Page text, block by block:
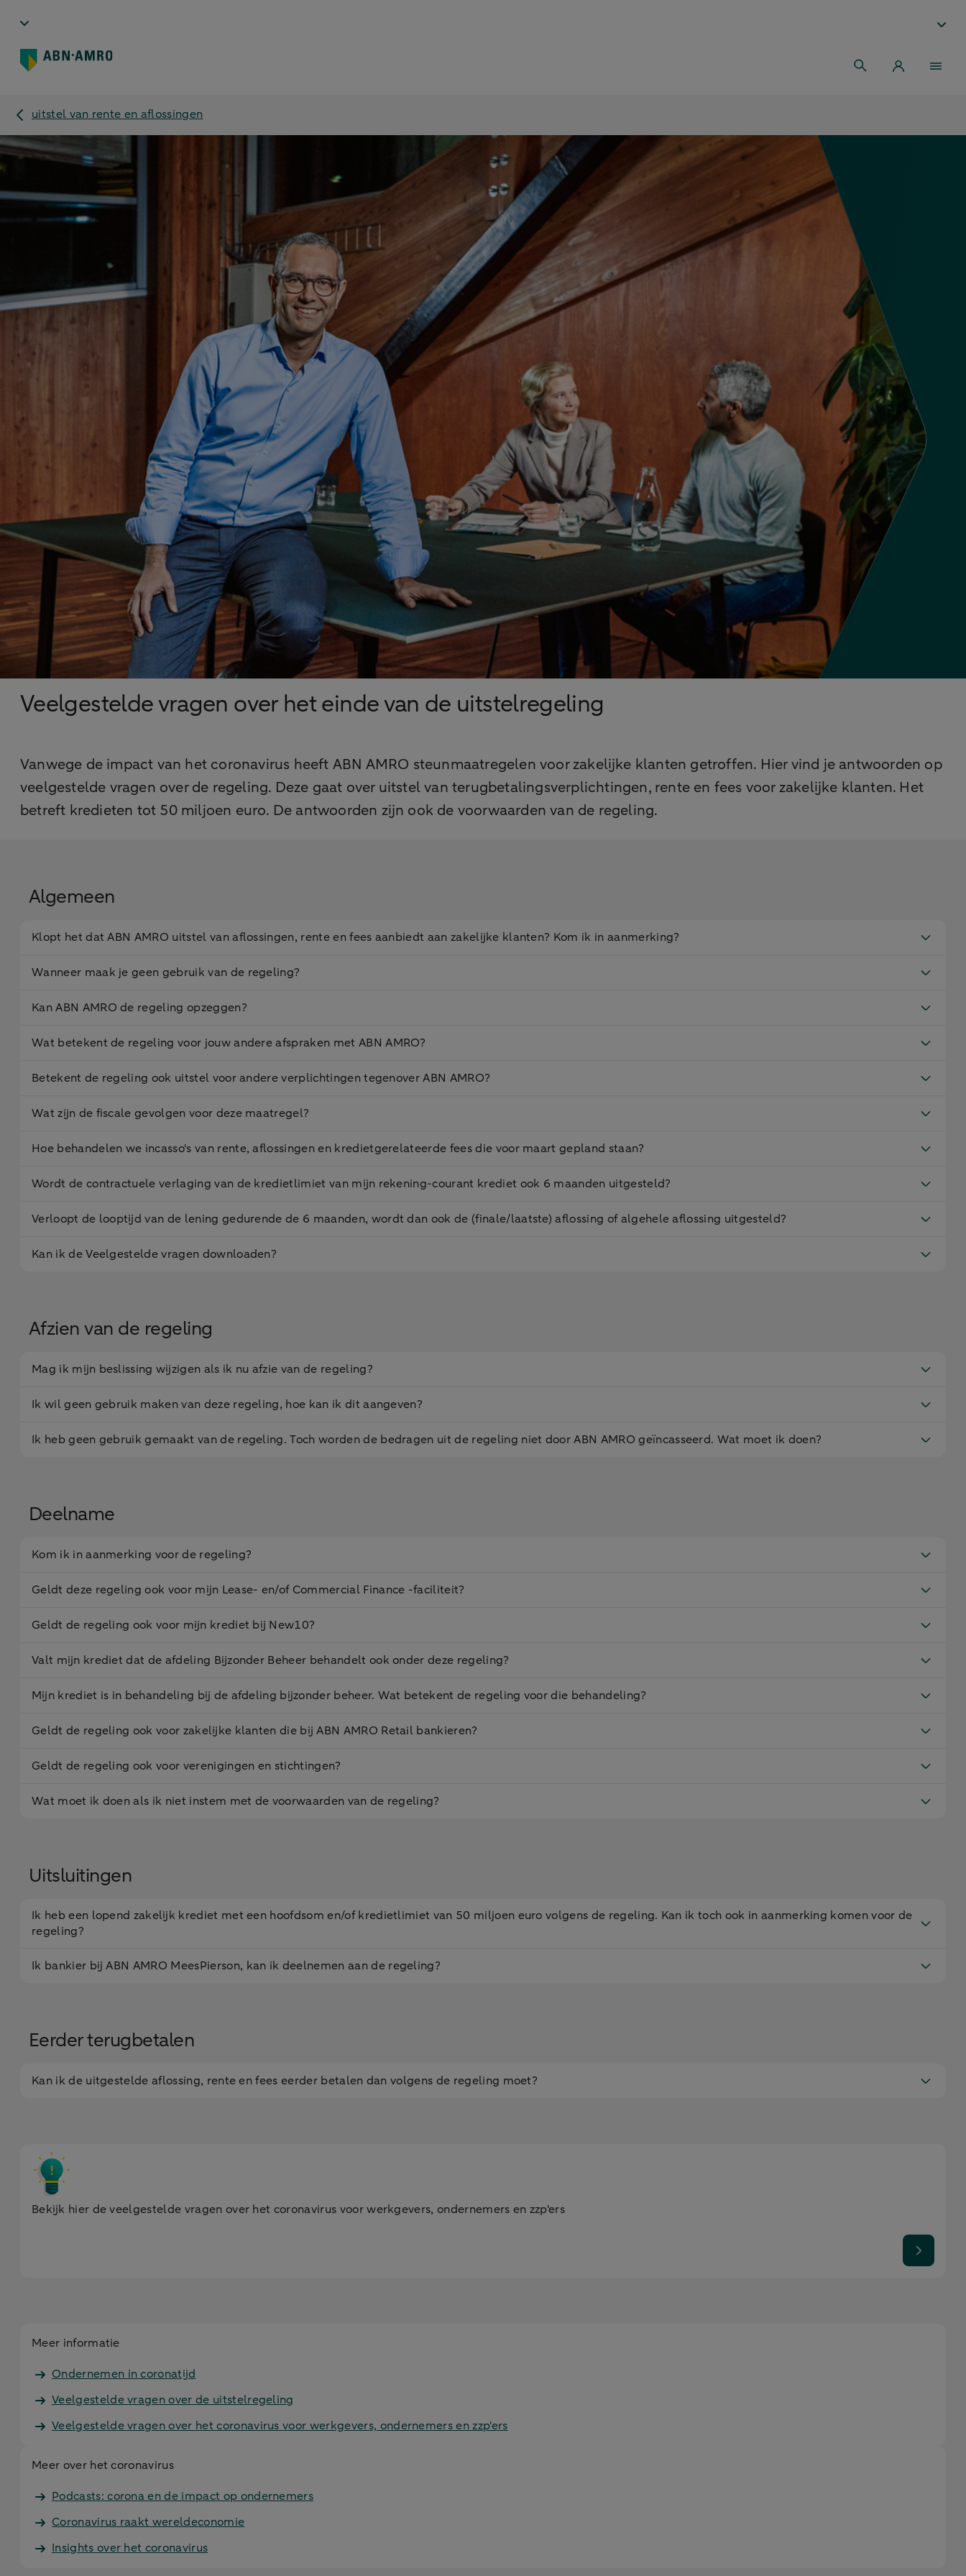
uitstel van rente en aflossingen
Veelgestelde vragen over het einde van de uitstelregeling
Vanwege de impact van het coronavirus heeft ABN AMRO steunmaatregelen voor zakelijke klanten getroffen. Hier vind je antwoorden op
veelgestelde vragen over de regeling. Deze gaat over uitstel van terugbetalingsverplichtingen, rente en fees voor zakelijke klanten. Het
betreft kredieten tot 50 miljoen euro. De antwoorden zijn ook de voorwaarden van de regeling.
Algemeen
Klopt het dat ABN AMRO uitstel van aflossingen, rente en fees aanbiedt aan zakelijke klanten? Kom ik in aanmerking?
Wanneer maak je geen gebruik van de regeling?
Kan ABN AMRO de regeling opzeggen?
Wat betekent de regeling voor jouw andere afspraken met ABN AMRO?
Betekent de regeling ook uitstel voor andere verplichtingen tegenover ABN AMRO?
Wat zijn de fiscale gevolgen voor deze maatregel?
Hoe behandelen we incasso's van rente, aflossingen en kredietgerelateerde fees die voor maart gepland staan?
Wordt de contractuele verlaging van de kredietlimiet van mijn rekening-courant krediet ook 6 maanden uitgesteld?
Verloopt de looptijd van de lening gedurende de 6 maanden, wordt dan ook de (finale/laatste) aflossing of algehele aflossing uitgesteld?
Kan ik de Veelgestelde vragen downloaden?
Afzien van de regeling
Mag ik mijn beslissing wijzigen als ik nu afzie van de regeling?
Ik wil geen gebruik maken van deze regeling, hoe kan ik dit aangeven?
Ik heb geen gebruik gemaakt van de regeling. Toch worden de bedragen uit de regeling niet door ABN AMRO geïncasseerd. Wat moet ik doen?
Deelname
Kom ik in aanmerking voor de regeling?
Geldt deze regeling ook voor mijn Lease- en/of Commercial Finance -faciliteit?
Geldt de regeling ook voor mijn krediet bij New10?
Valt mijn krediet dat de afdeling Bijzonder Beheer behandelt ook onder deze regeling?
Mijn krediet is in behandeling bij de afdeling bijzonder beheer. Wat betekent de regeling voor die behandeling?
Geldt de regeling ook voor zakelijke klanten die bij ABN AMRO Retail bankieren?
Geldt de regeling ook voor verenigingen en stichtingen?
Wat moet ik doen als ik niet instem met de voorwaarden van de regeling?
Uitsluitingen
Ik heb een lopend zakelijk krediet met een hoofdsom en/of kredietlimiet van 50 miljoen euro volgens de regeling. Kan ik toch ook in aanmerking komen voor de
regeling?
Ik bankier bij ABN AMRO MeesPierson, kan ik deelnemen aan de regeling?
Eerder terugbetalen
Kan ik de uitgestelde aflossing, rente en fees eerder betalen dan volgens de regeling moet?
Bekijk hier de veelgestelde vragen over het coronavirus voor werkgevers, ondernemers en zzp'ers
Meer informatie
Ondernemen in coronatijd
Veelgestelde vragen over de uitstelregeling
Veelgestelde vragen over het coronavirus voor werkgevers, ondernemers en zzp'ers
Meer over het coronavirus
Podcasts: corona en de impact op ondernemers
Coronavirus raakt wereldeconomie
Insights over het coronavirus